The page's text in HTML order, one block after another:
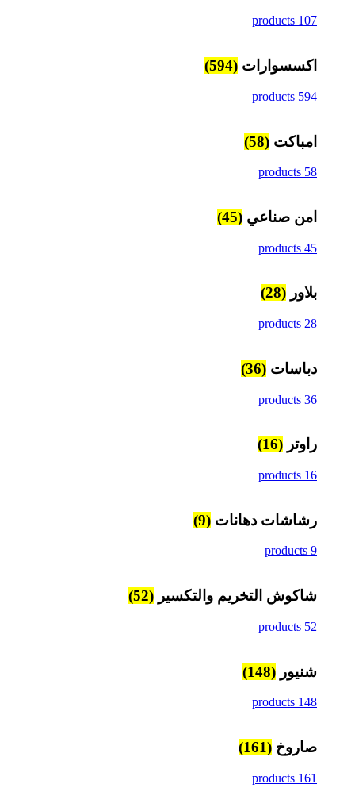
107 products
اكسسوارات (594)
594 products
امباكت (58)
58 products
امن صناعي (45)
45 products
بلاور (28)
28 products
دباسات (36)
36 products
راوتر (16)
16 products
رشاشات دهانات (9)
9 products
شاكوش التخريم والتكسير (52)
52 products
شنيور (148)
148 products
صاروخ (161)
161 products